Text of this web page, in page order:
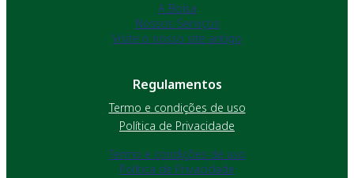
A Bolsa
Nossos Serviços
Visite o nosso site antigo
Regulamentos
Termo e condições de uso
Política de Privacidade
Termo e condições de uso
Política de Privacidade